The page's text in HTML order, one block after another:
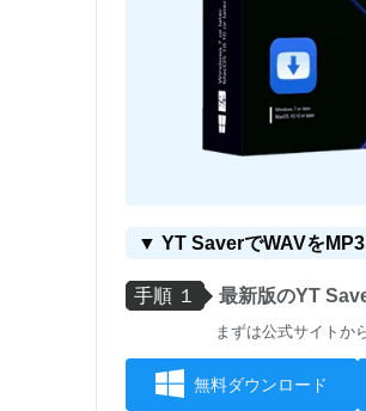
▼ YT SaverでWAVを
手順 １ 最新版のYT
まずは公式サイトか
無料ダウンロード